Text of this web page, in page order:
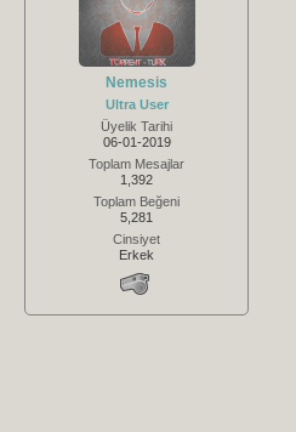
Nemesis
Ultra User
Üyelik Tarihi
06-01-2019
Toplam Mesajlar
1,392
Toplam Beğeni
5,281
Cinsiyet
Erkek